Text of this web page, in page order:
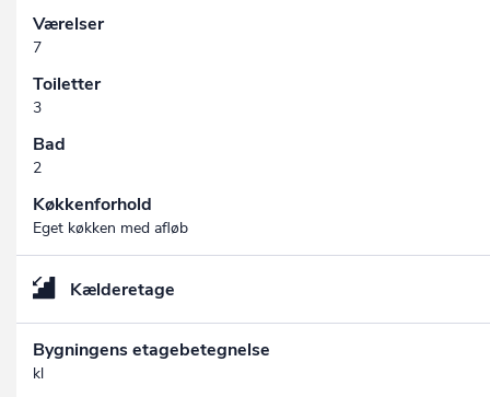
Værelser
7
Toiletter
3
Bad
2
Køkkenforhold
Eget køkken med afløb
Kælderetage
Bygningens etagebetegnelse
kl